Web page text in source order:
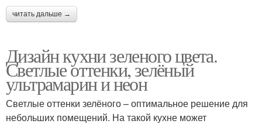
читать дальше →
Дизайн кухни зеленого цвета.
Светлые оттенки, зелёный
ультрамарин и неон
Светлые оттенки зелёного – оптимальное решение для
небольших помещений. На такой кухне может